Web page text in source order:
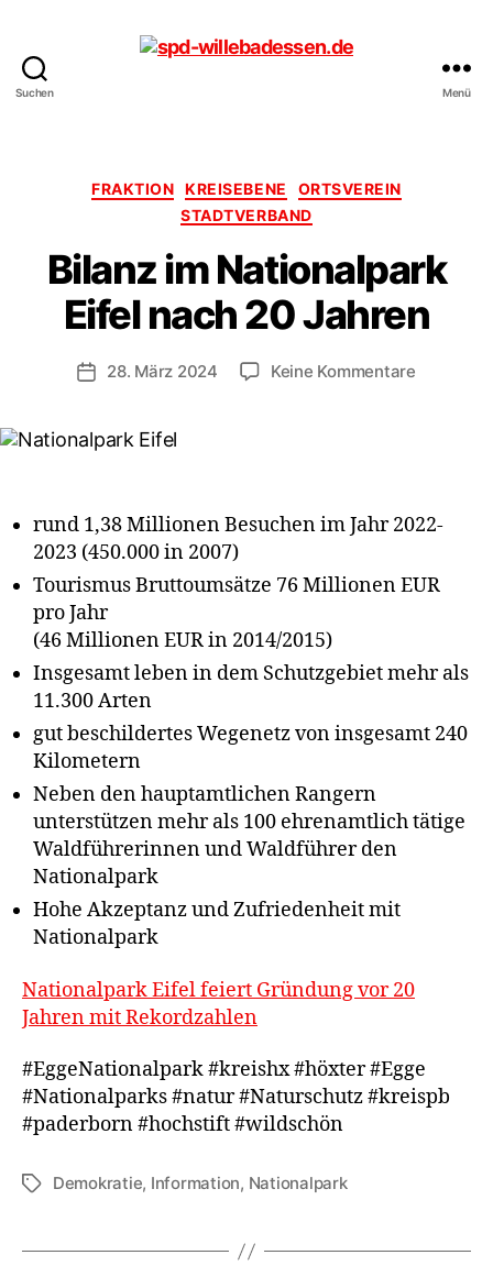
Suchen Menü
Kategorien
FRAKTION KREISEBENE
ORTSVEREIN
STADTVERBAND
Bilanz im Nationalpark
Eifel nach 20 Jahren
Veröffentlichungsdatum
28. März 2024 Keine Kommentarezu
20
rund 1,38 Millionen Besuchen im Jahr 2022-
2023 (450.000 in 2007)
Tourismus Bruttoumsätze 76 Millionen EUR
pro Jahr
(46 Millionen EUR in 2014/2015)
Insgesamt leben in dem Schutzgebiet mehr als
11.300 Arten
gut beschildertes Wegenetz von insgesamt 240
Kilometern
Neben den hauptamtlichen Rangern
unterstützen mehr als 100 ehrenamtlich tätige
Waldführerinnen und Waldführer den
Nationalpark
Hohe Akzeptanz und Zufriedenheit mit
Nationalpark
Nationalpark Eifel feiert Gründung vor 20
Jahren mit Rekordzahlen
#EggeNationalpark #kreishx #höxter #Egge
#Nationalparks #natur #Naturschutz #kreispb
#paderborn #hochstift #wildschön
Schlagwörter
Demokratie, Information, Nationalpark